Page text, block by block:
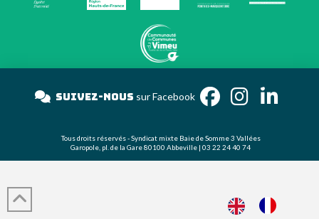
Suivez-nous sur Facebook
Tous droits réservés - Syndicat mixte Baie de Somme 3 Vallées
Garopole, pl. de la Gare 80100 Abbeville | 03 22 24 40 74